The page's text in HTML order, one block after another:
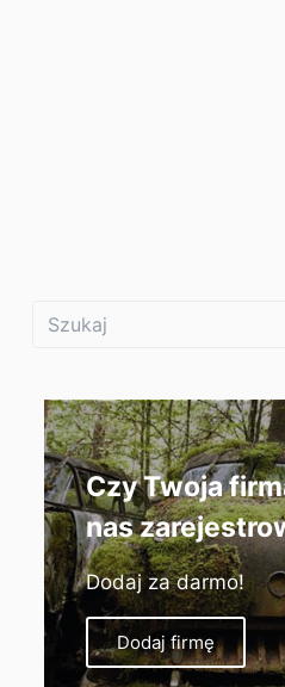
Czy Twoja
nas
Dodaj za darmo!
Dodaj firmę